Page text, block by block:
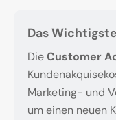
Das
DieCustomer
Marketing- und
um einen neuen